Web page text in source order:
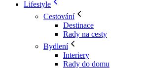
Lifestyle
Cestování
Destinace
Rady na cesty
Bydlení
Interiery
Rady do domu